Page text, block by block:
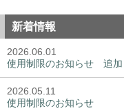
新着情報
2026.06.01
使用制限のお知らせ 追加
2026.05.11
使用制限のお知らせ